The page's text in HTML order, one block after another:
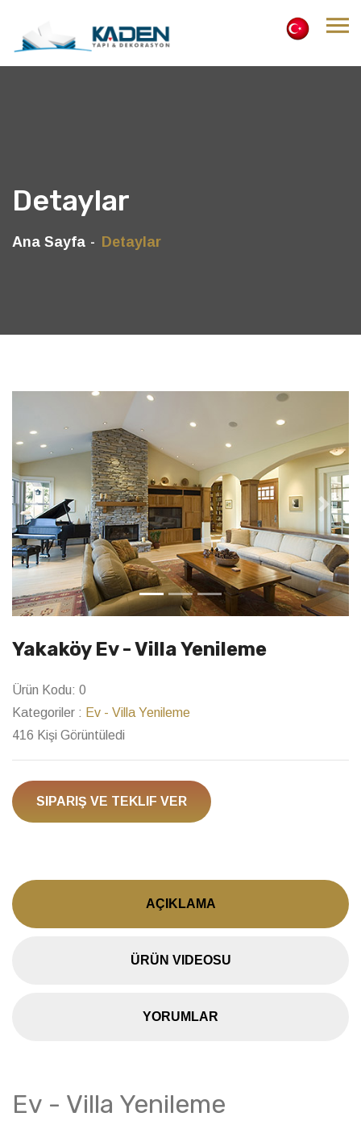
Detaylar
Ana Sayfa Detaylar
Previous Next
Yakaköy Ev - Villa Yenileme
Ürün Kodu: 0
Kategoriler : Ev - Villa Yenileme
416 Kişi Görüntüledi
SIPARIŞ VE TEKLIF VER
AÇIKLAMA
ÜRÜN VIDEOSU
YORUMLAR
Ev - Villa Yenileme